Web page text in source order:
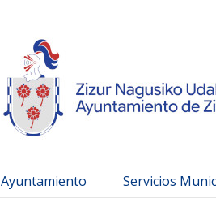
Ayuntamiento Servicios